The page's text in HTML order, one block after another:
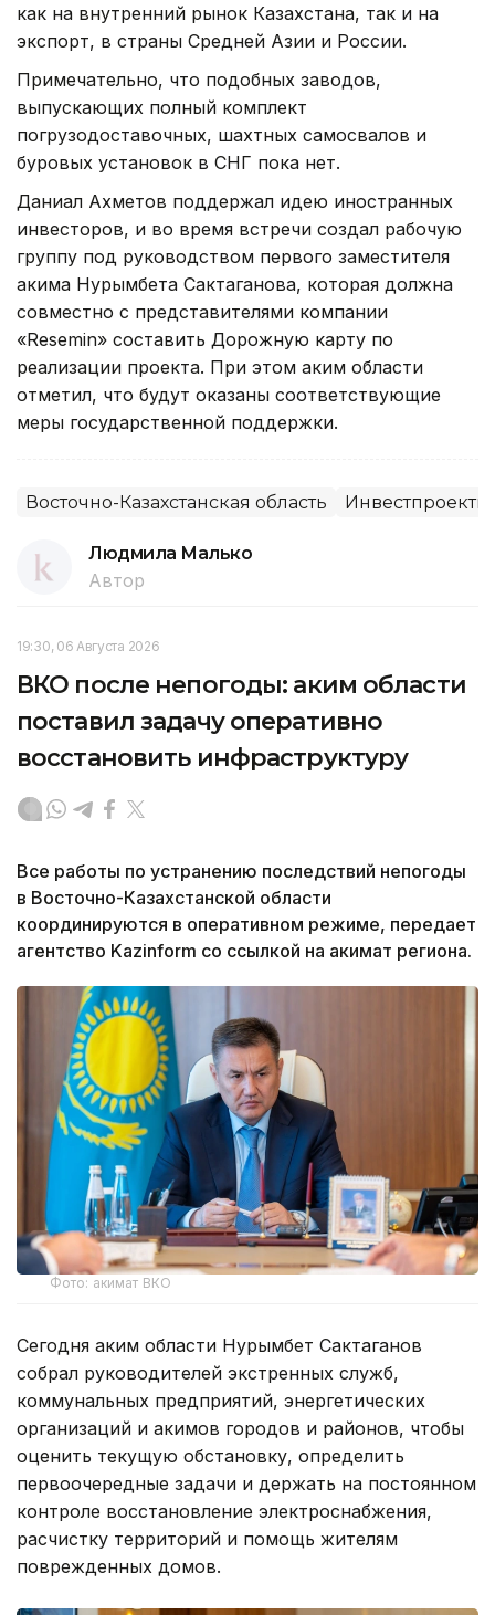
как на внутренний рынок Казахстана, так и на
экспорт, в страны Средней Азии и России.
Примечательно, что подобных заводов,
выпускающих полный комплект
погрузодоставочных, шахтных самосвалов и
буровых установок в СНГ пока нет.
Даниал Ахметов поддержал идею иностранных
инвесторов, и во время встречи создал рабочую
группу под руководством первого заместителя
акима Нурымбета Сактаганова, которая должна
совместно с представителями компании
«Resemin» составить Дорожную карту по
реализации проекта. При этом аким области
отметил, что будут оказаны соответствующие
меры государственной поддержки.
Восточно-Казахстанская область Инвестпроекты
Людмила Малько
Автор
19:30, 06 Августа 2026
ВКО после непогоды: аким области
поставил задачу оперативно
восстановить инфраструктуру
Все работы по устранению последствий непогоды
в Восточно-Казахстанской области
координируются в оперативном режиме, передает
агентство Kazinform со ссылкой на акимат региона.
Фото: акимат ВКО
Сегодня аким области Нурымбет Сактаганов
собрал руководителей экстренных служб,
коммунальных предприятий, энергетических
организаций и акимов городов и районов, чтобы
оценить текущую обстановку, определить
первоочередные задачи и держать на постоянном
контроле восстановление электроснабжения,
расчистку территорий и помощь жителям
поврежденных домов.